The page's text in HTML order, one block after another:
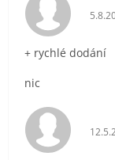
+ rychlé dodání
nic